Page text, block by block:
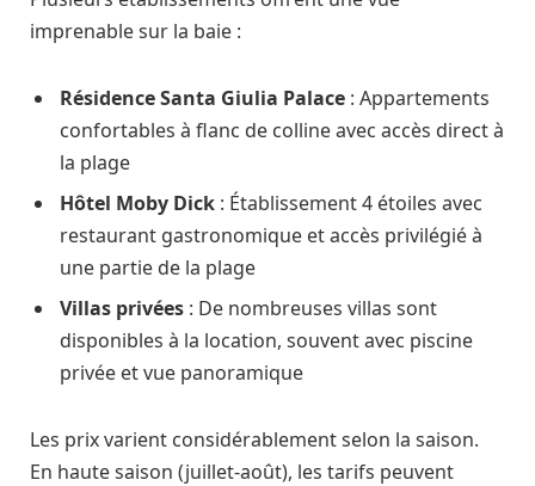
imprenable sur la baie :
Résidence Santa Giulia Palace : Appartements
confortables à flanc de colline avec accès direct à
la plage
Hôtel Moby Dick : Établissement 4 étoiles avec
restaurant gastronomique et accès privilégié à
une partie de la plage
Villas privées : De nombreuses villas sont
disponibles à la location, souvent avec piscine
privée et vue panoramique
Les prix varient considérablement selon la saison.
En haute saison (juillet-août), les tarifs peuvent